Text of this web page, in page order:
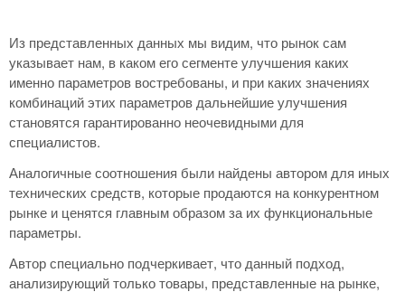
Из представленных данных мы видим, что рынок сам
указывает нам, в каком его сегменте улучшения каких
именно параметров востребованы, и при каких значениях
комбинаций этих параметров дальнейшие улучшения
становятся гарантированно неочевидными для
специалистов.
Аналогичные соотношения были найдены автором для иных
технических средств, которые продаются на конкурентном
рынке и ценятся главным образом за их функциональные
параметры.
Автор специально подчеркивает, что данный подход,
анализирующий только товары, представленные на рынке,